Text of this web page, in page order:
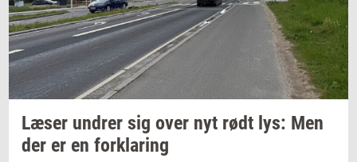
Læser un­drer sig over nyt rødt lys: Men
der er en for­kla­ring